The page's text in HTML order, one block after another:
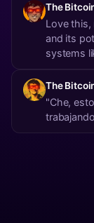
The
Love this,
and its
systems
Nostr.
The
"Che,